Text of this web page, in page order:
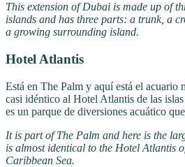
This extension of Dubai is made up of
islands and has three parts: a trunk, a
a growing surrounding island.
Hotel Atlantis
Está en The Palm y aquí está el acuario
casi idéntico al Hotel Atlantis de las
es un parque de diversiones acuático
It is part of The Palm and here is the
is almost identical to the Hotel Atlantis
Caribbean Sea.